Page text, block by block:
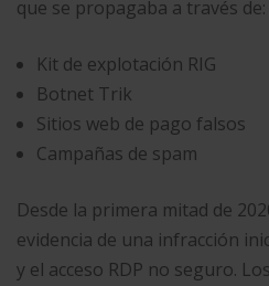
que se propagaba a través de:
Kit de explotación RIG
Botnet Trik
Sitios web de pago falsos
Campañas de spam
Desde la primera mitad de
evidencia de una infracción
y el acceso RDP no seguro.